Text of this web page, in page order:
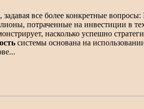
задавая все более конкретные
потраченные на инвестиции в
насколько успешно
системы основана на